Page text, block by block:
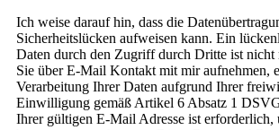
Ich weise darauf hin, dass die
Sicherheitslücken aufweisen kann. Ein
Daten durch den Zugriff durch Dritte ist nicht
Sie über E-Mail Kontakt mit mir aufnehmen,
Verarbeitung Ihrer Daten aufgrund Ihrer
Einwilligung gemäß Artikel 6 Absatz 1
Ihrer gültigen E-Mail Adresse ist erforderlich,